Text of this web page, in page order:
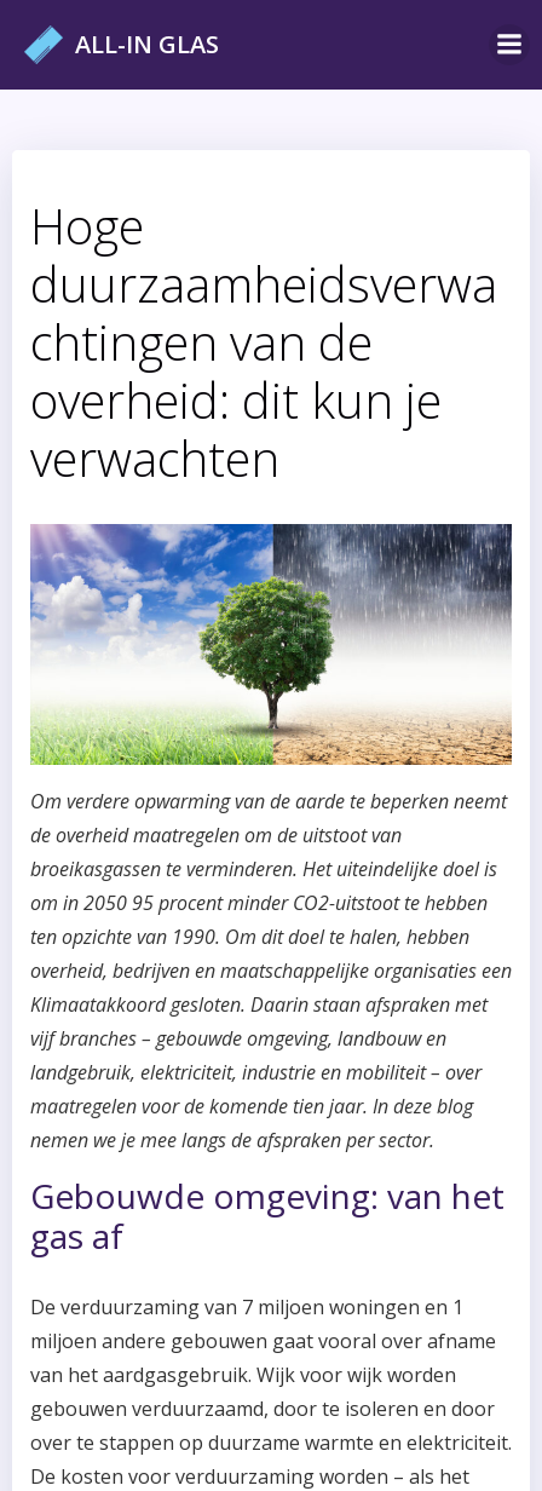
ALL-IN GLAS
Hoge
duurzaamheidsverwa
chtingen van de
overheid: dit kun je
verwachten
Om verdere opwarming van de aarde te beperken neemt
de overheid maatregelen om de uitstoot van
broeikasgassen te verminderen. Het uiteindelijke doel is
om in 2050 95 procent minder CO2-uitstoot te hebben
ten opzichte van 1990. Om dit doel te halen, hebben
overheid, bedrijven en maatschappelijke organisaties een
Klimaatakkoord gesloten. Daarin staan afspraken met
vijf branches – gebouwde omgeving, landbouw en
landgebruik, elektriciteit, industrie en mobiliteit – over
maatregelen voor de komende tien jaar. In deze blog
nemen we je mee langs de afspraken per sector.
Gebouwde omgeving: van het
gas af
De verduurzaming van 7 miljoen woningen en 1
miljoen andere gebouwen gaat vooral over afname
van het aardgasgebruik. Wijk voor wijk worden
gebouwen verduurzaamd, door te isoleren en door
over te stappen op duurzame warmte en elektriciteit.
De kosten voor verduurzaming worden – als het